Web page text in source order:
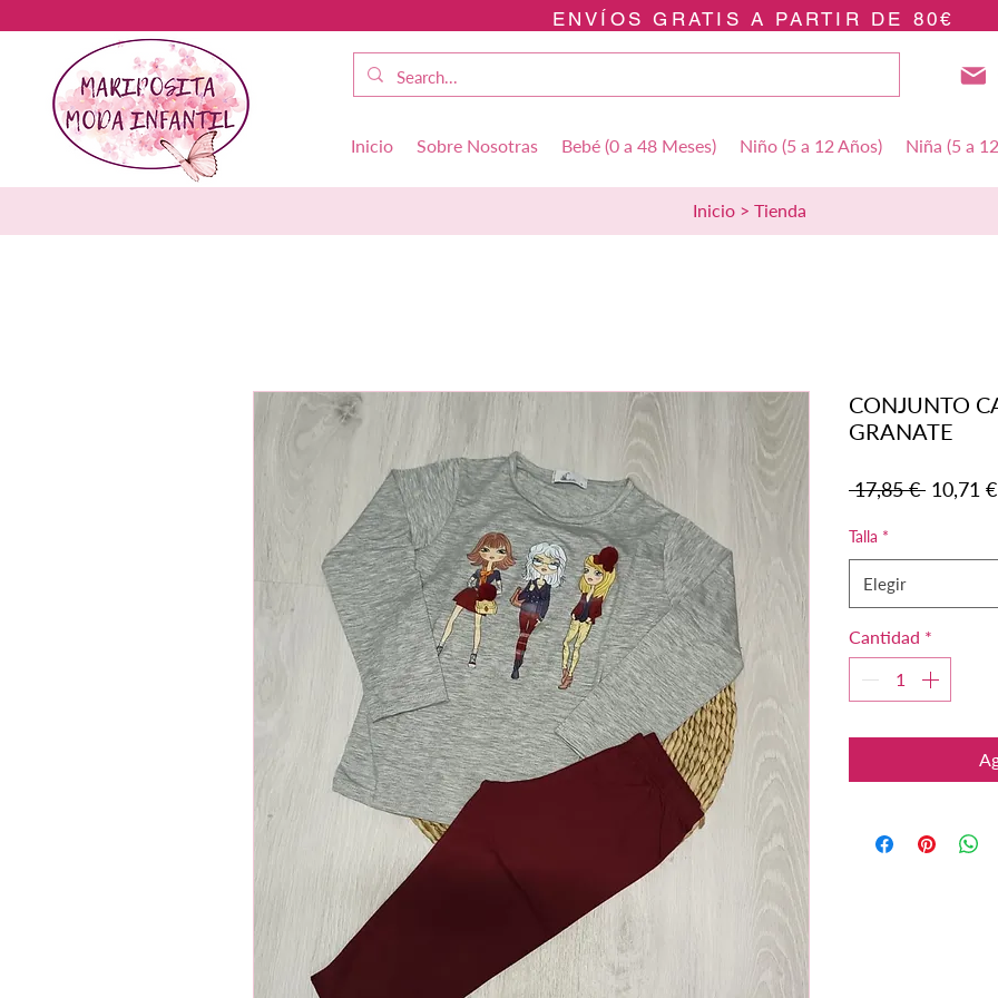
Inicio Sobre Nosotras Bebé (0 a 48 Meses) Niño (5 a 12 Años) Niña (5 a
ENVÍOS GRATIS A PARTIR DE 80€
Inicio > Tienda
CONJUNTO
GRANATE
17,85 € Precio
10,71 €
Talla *
Elegir
Cantidad *